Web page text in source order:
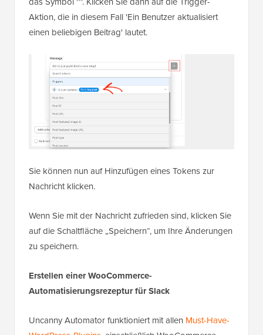
Aktion, die in diesem Fall 'Ein Benutzer aktualisiert
einen beliebigen Beitrag' lautet.
Sie können nun auf Hinzufügen eines Tokens zur
Nachricht klicken.
Wenn Sie mit der Nachricht zufrieden sind, klicken Sie
auf die Schaltfläche „Speichern“, um Ihre Änderungen
zu speichern.
Erstellen einer WooCommerce-
Automatisierungsrezeptur für Slack
Uncanny Automator funktioniert mit allen Must-Have-